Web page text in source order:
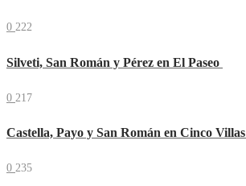
0 222
Silveti, San Román y Pérez en El Paseo
0 217
Castella, Payo y San Román en Cinco Villas
0 235